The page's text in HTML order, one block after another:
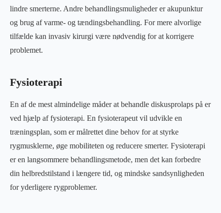
lindre smerterne. Andre behandlingsmuligheder er akupunktur
og brug af varme- og tændingsbehandling. For mere alvorlige
tilfælde kan invasiv kirurgi være nødvendig for at korrigere
problemet.
Fysioterapi
En af de mest almindelige måder at behandle diskusprolaps på er
ved hjælp af fysioterapi. En fysioterapeut vil udvikle en
træningsplan, som er målrettet dine behov for at styrke
rygmusklerne, øge mobiliteten og reducere smerter. Fysioterapi
er en langsommere behandlingsmetode, men det kan forbedre
din helbredstilstand i længere tid, og mindske sandsynligheden
for yderligere rygproblemer.